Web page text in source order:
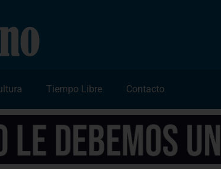
Tiempo Libre Contacto